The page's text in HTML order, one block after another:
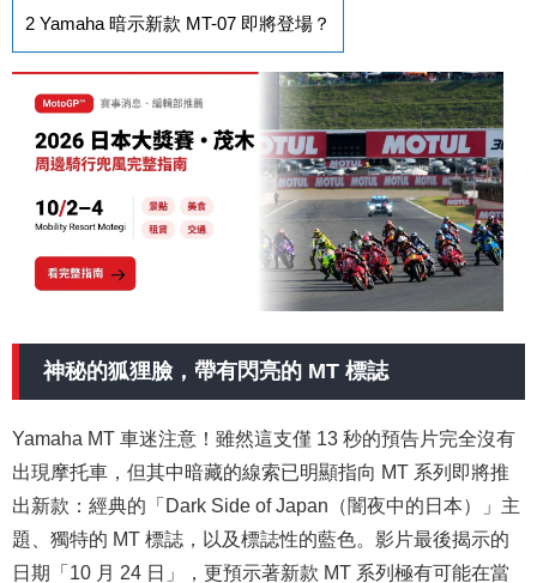
2 Yamaha 暗示新款 MT-07 即將登場？
神秘的狐狸臉，帶有閃亮的 MT 標誌
Yamaha MT 車迷注意！雖然這支僅 13 秒的預告片完全沒有
出現摩托車，但其中暗藏的線索已明顯指向 MT 系列即將推
出新款：經典的「Dark Side of Japan（闇夜中的日本）」主
題、獨特的 MT 標誌，以及標誌性的藍色。影片最後揭示的
日期「10 月 24 日」，更預示著新款 MT 系列極有可能在當